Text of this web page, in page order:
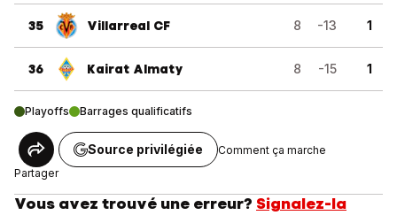
35 Villarreal CF 8 -13 1
36 Kairat Almaty 8 -15 1
Playoffs Barrages qualificatifs
Partager
Source privilégiée Comment ça marche
Vous avez trouvé une erreur? Signalez-la